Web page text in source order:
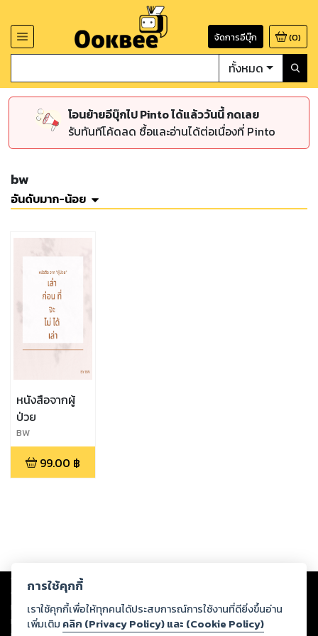
จัดการอีบุ๊ก (0)
ทั้งหมด
โอนย้ายอีบุ๊กไป Pinto ได้แล้ววันนี้ กดเลย
รับทันทีโค้ดลด ซื้อและอ่านได้ต่อเนื่องที่ Pinto
bw
อันดับมาก-น้อย
หนังสือจากผู้
ป่วย
BW
99.00 ฿
Copyright © 2026
ต่อผลงานหรือเนื้อหาใดที่อัปโหลดผ่านเว็บไซต์และปรากฏว่าละเมิดสิทธิใน
ทรัพย์สินทางปัญญาของบุคคลอื่นหรือขัดต่อกฎหมายและศีลธรรม ดังนั้น ผู้อ่าน
ทุกท่านโปรดใช้วิจารณญาณในการกลั่นกรองด้วยตนเอง และหากท่านพบว่าส่วน
การใช้คุกกี้
เราใช้คุกกี้เพื่อให้ทุกคนได้ประสบการณ์การใช้งานที่ดียิ่งขึ้นอ่าน
เพิ่มเติม คลิก (Privacy Policy) และ (Cookie Policy)